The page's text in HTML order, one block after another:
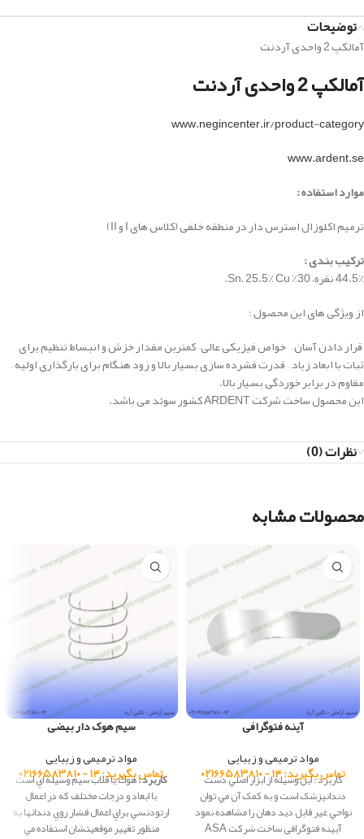
توضیحات
آمالکپ 2 واحدی آردنت
آمالکپ 2 واحدی آردنت
www.negincenter.ir/product-category
www.ardent.se
موارد استفاده :
ترمیم اکلوزال استرس دار در منطقه خلفی (کلاس های I و II)
ترکیب بندی:
44.5٪ نقره، 30٪ Sn، 25.5٪ Cu.
از ویژگی های این محصول :
قرار دادن آسان – خواص فیزیکی عالی – کمترین مقدار خزش و انبساط تنظیم برای
ثبات با ابعاد زیاد – قدرت فشرده سازی بسیار بالا و زود هنگام برای بارگذاری اولیه –
مقاوم در برابر خوردگی بسیار بالا.
این محصول ساخت شرکت ARDENT کشور سوئد می باشد.
نظرات (0)
محصولات مشابه
آینه فتوگرافی
مواد ترمیمی و زیبایی
تماس بگیرید: ۱۴ - ۰۲۱۶۶۵۸۳۸۱۰
کاربرد : اين وسيله از ابزار اصلي دست
دندانپزشک است و به کمک آن مي توان
نواحي غير قابل ديد دهان را مشاهده نمود
آیینه فتوگرافی ساخت شرکت ASA
سیم هوک دار بیضی
مواد ترمیمی و زیبایی
تماس بگیرید: ۱۴ - ۰۲۱۶۶۵۸۳۸۱۰
کاربرد :هوك يا قلاب سيم وسيله اي است
با ابعاد و درجات مختلف كه در اعمال
ارتودنسي براي اعمال فشار روي دندانها به
منظور تغيير موقعيتشان استفاده مي